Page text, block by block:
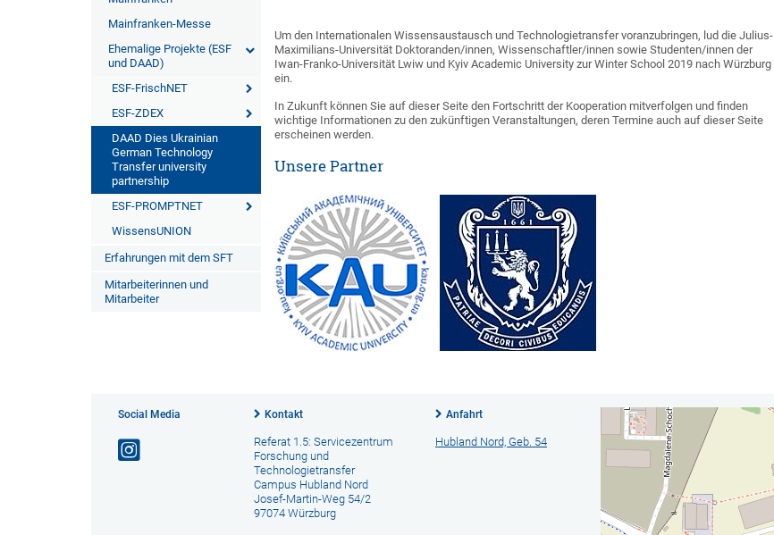
Mainfranken-Messe
Ehemalige Projekte (ESF
und DAAD)
ESF-FrischNET
ESF-ZDEX
DAAD Dies Ukrainian
German Technology
Transfer university
partnership
ESF-PROMPTNET
WissensUNION
Erfahrungen mit dem SFT
Mitarbeiterinnen und
Mitarbeiter
Um den Internationalen Wissensaustausch und Technologietransfer voranzubringen, lud die Julius-
Maximilians-Universität Doktoranden/innen, Wissenschaftler/innen sowie Studenten/innen der
Iwan-Franko-Universität Lwiw und Kyiv Academic University zur Winter School 2019 nach Würzburg
ein.
In Zukunft können Sie auf dieser Seite den Fortschritt der Kooperation mitverfolgen und finden
wichtige Informationen zu den zukünftigen Veranstaltungen, deren Termine auch auf dieser Seite
erscheinen werden.
Unsere Partner
Social Media Kontakt
Referat 1.5: Servicezentrum
Forschung und
Technologietransfer
Campus Hubland Nord
Josef-Martin-Weg 54/2
97074 Würzburg
Anfahrt
Hubland Nord, Geb. 54